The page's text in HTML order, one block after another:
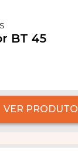
BT 45
VER PRODUTO